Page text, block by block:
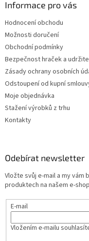
Informace pro vás
Hodnocení obchodu
Možnosti doručení
Obchodní podmínky
Bezpečnost hraček a
Zásady ochrany osobních
Odstoupení od kupní
Moje objednávka
Stažení výrobků z trhu
Kontakty
Odebírat newsletter
Vložte svůj e-mail a my vám
produktech na našem e-
E-mail
Vložením e-mailu